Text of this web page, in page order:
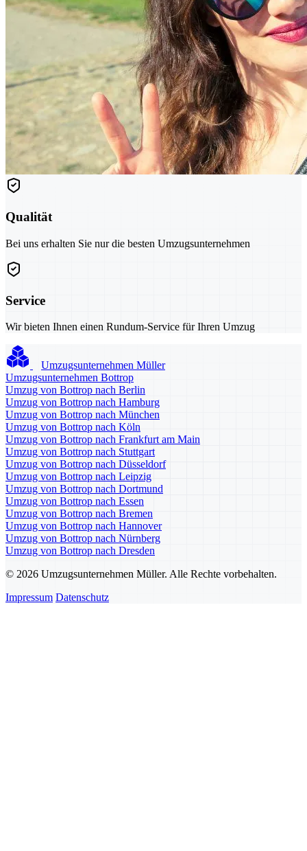
Qualität
Bei uns erhalten Sie nur die besten Umzugsunternehmen
Service
Wir bieten Ihnen einen Rundum-Service für Ihren Umzug
Umzugsunternehmen Müller
Umzugsunternehmen Bottrop
Umzug von Bottrop nach Berlin
Umzug von Bottrop nach Hamburg
Umzug von Bottrop nach München
Umzug von Bottrop nach Köln
Umzug von Bottrop nach Frankfurt am Main
Umzug von Bottrop nach Stuttgart
Umzug von Bottrop nach Düsseldorf
Umzug von Bottrop nach Leipzig
Umzug von Bottrop nach Dortmund
Umzug von Bottrop nach Essen
Umzug von Bottrop nach Bremen
Umzug von Bottrop nach Hannover
Umzug von Bottrop nach Nürnberg
Umzug von Bottrop nach Dresden
© 2026 Umzugsunternehmen Müller. Alle Rechte vorbehalten.
Impressum Datenschutz